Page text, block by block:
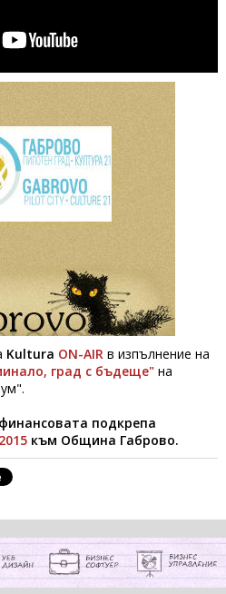
Kultura ON-AIRв изпълнение на
град с бъдеще" на
подкрепа
към Община Габрово.